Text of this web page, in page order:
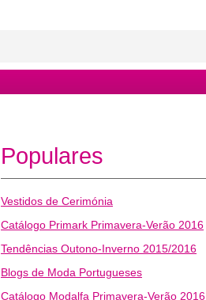
Populares
Vestidos de Cerimónia
Catálogo Primark Primavera-Verão 2016
Tendências Outono-Inverno 2015/2016
Blogs de Moda Portugueses
Catálogo Modalfa Primavera-Verão 2016